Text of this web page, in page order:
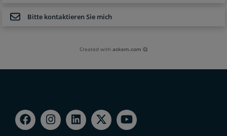
Bitte kontaktieren Sie mich
Created withaskem.com